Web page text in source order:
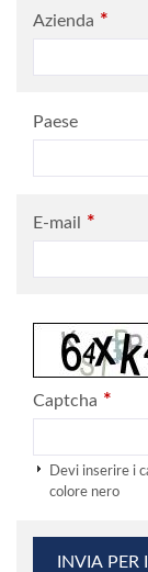
Azienda *
Paese
E-mail *
Captcha *
Devi inserire i
colore nero